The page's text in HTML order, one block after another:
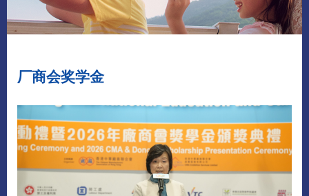
厂商会奖学金